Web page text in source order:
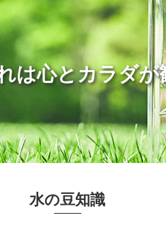
は心とカラダ
水の豆知識